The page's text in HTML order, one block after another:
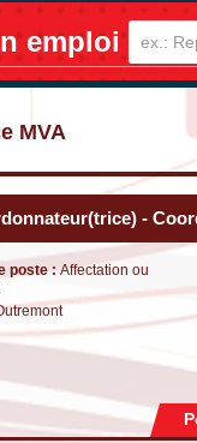
emploi
MVA
-
poste :Affectation ou